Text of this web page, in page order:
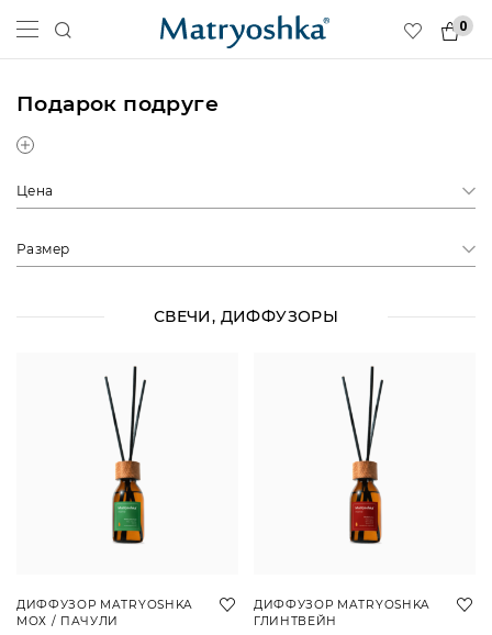
0
Подарок подруге
Цена
Размер
СВЕЧИ, ДИФФУЗОРЫ
ДИФФУЗОР MATRYOSHKA
МОХ / ПАЧУЛИ
ДИФФУЗОР MATRYOSHKA
ГЛИНТВЕЙН